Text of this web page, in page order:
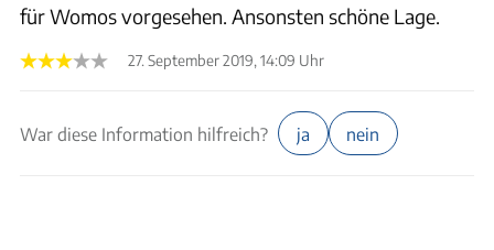
für Womos vorgesehen. Ansonsten schöne Lage.
27. September 2019, 14:09 Uhr
War diese Information hilfreich? ja nein